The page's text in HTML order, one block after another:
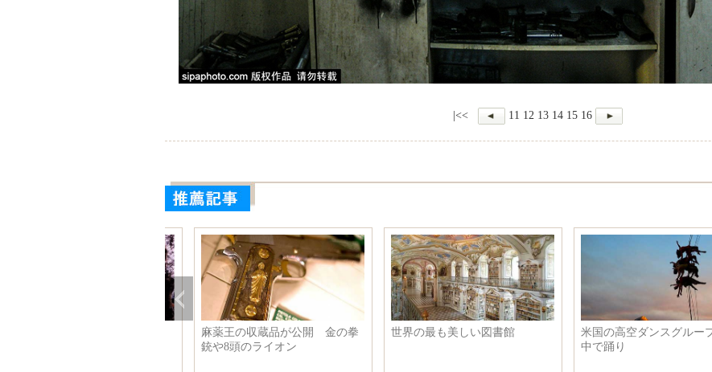
|<< 11 12 13 14 15 16
米国の高空ダンスグループが空
中で踊り
チベットの聖湖ナムツォの一番
世界各地の火山の噴火瞬間、素
晴らしい！